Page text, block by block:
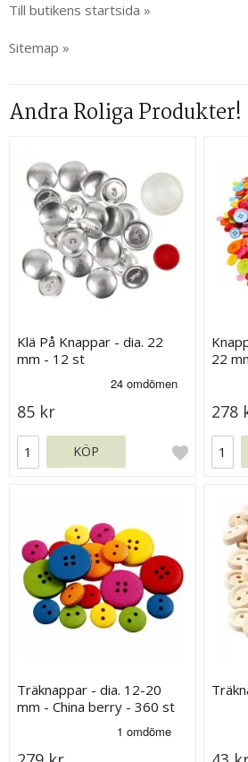
Till butikens startsida »
Sitemap »
Andra Roliga Produkter!
Klä På Knappar - dia. 22
mm - 12 st
85 kr
KÖP
22
278
Träknappar - dia. 12-20
mm - China berry - 360 st